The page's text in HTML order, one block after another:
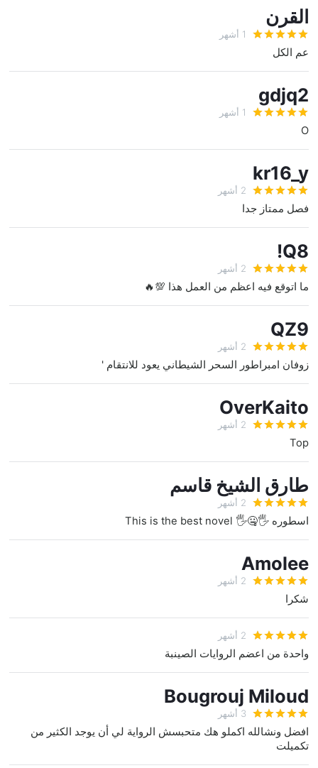
القرن
1 أشهر
عم الكل
gdjq2
1 أشهر
O
kr16_y
2 أشهر
فصل ممتاز جدا
Q8!
2 أشهر
ما اتوقع فيه اعظم من العمل هذا 💯🔥
QZ9
2 أشهر
زوفان امبراطور السحر الشيطاني يعود للانتقام '
OverKaito
2 أشهر
Top
طارق الشيخ قاسم
2 أشهر
اسطوره 🖐️🤐🖐️ This is the best novel
Amolee
2 أشهر
شكرا
2 أشهر
واحدة من اعضم الروايات الصينبة
Bougrouj Miloud
3 أشهر
افضل ونشالله اكملو هك متحبسش الرواية لي أن يوجد الكثير من
تكميلت